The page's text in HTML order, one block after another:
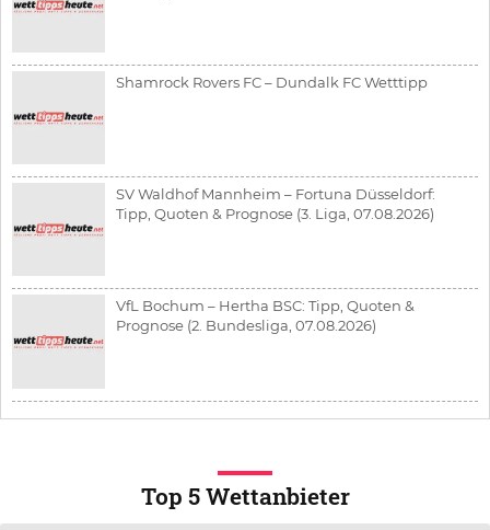
Shamrock Rovers FC – Dundalk FC Wetttipp
SV Waldhof Mannheim – Fortuna Düsseldorf:
Tipp, Quoten & Prognose (3. Liga, 07.08.2026)
VfL Bochum – Hertha BSC: Tipp, Quoten &
Prognose (2. Bundesliga, 07.08.2026)
Top 5 Wettanbieter